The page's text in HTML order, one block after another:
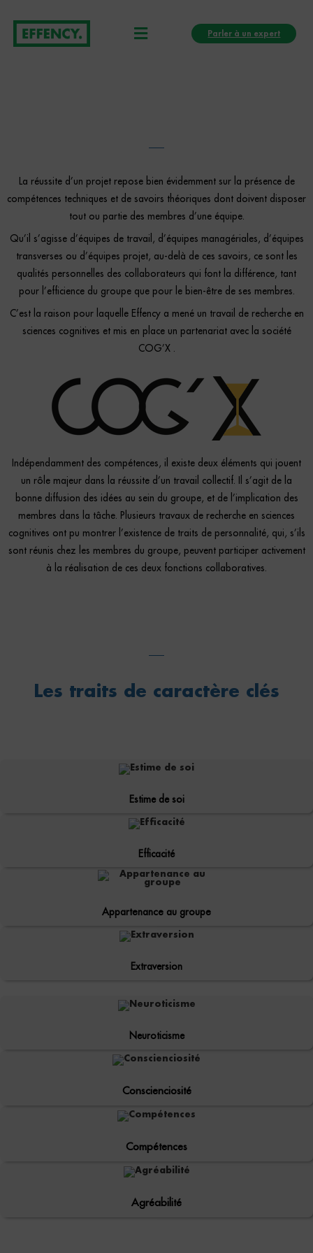
contenu
Menu Parler à un expert
La réussite d’un projet repose bien évidemment sur la présence de
compétences techniques et de savoirs théoriques dont doivent disposer
tout ou partie des membres d’une équipe.
Qu’il s’agisse d’équipes de travail, d’équipes managériales, d’équipes
transverses ou d’équipes projet, au-delà de ces savoirs, ce sont les
qualités personnelles des collaborateurs qui font la différence, tant
pour l’efficience du groupe que pour le bien-être de ses membres.
C’est la raison pour laquelle Effency a mené un travail de recherche en
sciences cognitives et mis en place un partenariat avec la société
COG’X .
Indépendamment des compétences, il existe deux éléments qui jouent
un rôle majeur dans la réussite d’un travail collectif. Il s’agit de la
bonne diffusion des idées au sein du groupe, et de l’implication des
membres dans la tâche. Plusieurs travaux de recherche en sciences
cognitives ont pu montrer l’existence de traits de personnalité, qui, s’ils
sont réunis chez les membres du groupe, peuvent participer activement
à la réalisation de ces deux fonctions collaboratives.
Les traits de caractère clés
Estime de soi
Efficacité
Appartenance au groupe
Extraversion
Neuroticisme
Conscienciosité
Compétences
Agréabilité